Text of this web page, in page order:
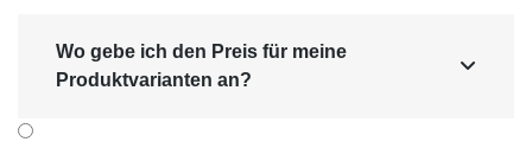
Wo gebe ich den Preis für meine
Produktvarianten an?
